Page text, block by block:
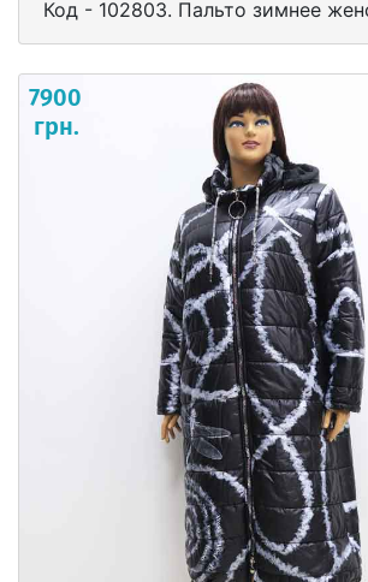
Код - 102803. Пальто зимнее
7900
грн.